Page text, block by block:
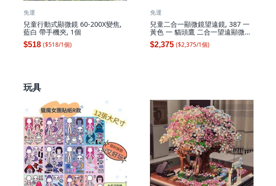
免運
兒童行動式顯微鏡 60-200X變焦,
藍白 帶手機夾, 1個
$518 ($518/1個)
免運
兒童二合一顯微鏡望遠鏡, 387 一
黃色 一 貓頭鷹 二合一望遠顯微鏡
可拍照錄影, 1個
$2,375 ($2,375/1個)
玩具